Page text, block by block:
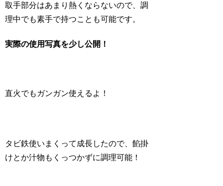
取手部分はあまり熱くならないので、調
理中でも素手で持つことも可能です。
実際の使用写真を少し公開！
直火でもガンガン使えるよ！
タビ鉄使いまくって成長したので、餡掛
けとか汁物もくっつかずに調理可能！